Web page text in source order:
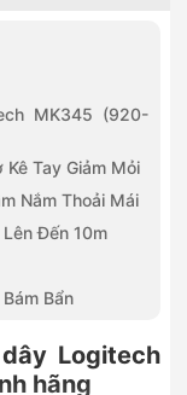
MK345 (920-
Tay Giảm Mỏi
Nắm Thoải Mái
Lên Đến 10m
Bẩn
Logitech
hãng